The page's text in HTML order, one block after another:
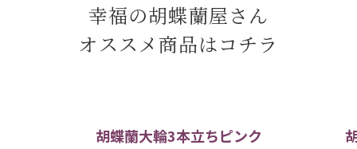
幸福の胡蝶蘭屋さん
オススメ商品はコチラ
胡蝶蘭大輪 アポロン 3本立ち